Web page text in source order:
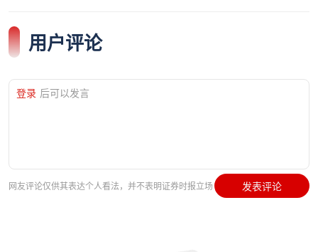
用户评论
登录 后可以发言
网友评论仅供其表达个人看法，并不表明证券时报立场 发表评论